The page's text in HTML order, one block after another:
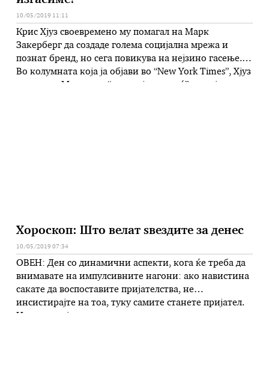
10/05/2019 11:11
Крис Хјуз своевремено му помагал на Марк
Закерберг да создаде голема социјална мрежа и
познат бренд, но сега повикува на нејзино гасење.
Во колумната која ја објави во “New York Times”, Хјуз
Хороскоп: Што велат ѕвездите за денес
10/05/2019 07:34
ОВЕН: Ден со динамични аспекти, кога ќе треба да
внимавате на импулсивните нагони: ако навистина
сакате да воспоставите пријателства, не
инсистирајте на тоа, туку самите станете пријател.